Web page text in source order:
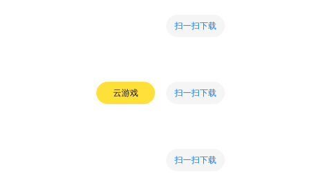
扫一扫下载
云游戏 扫一扫下载
扫一扫下载